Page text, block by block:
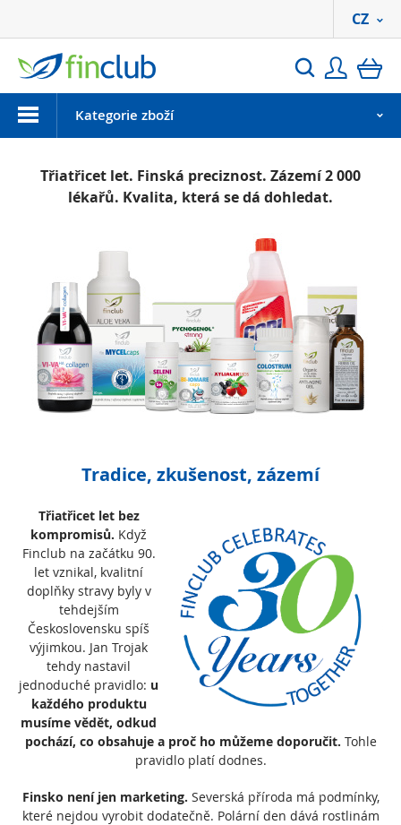
Hledat
CZ
MenuKategorie zboží
Třiatřicet let. Finská preciznost. Zázemí 2 000
lékařů. Kvalita, která se dá dohledat.
Tradice, zkušenost, zázemí
Třiatřicet let bez
kompromisů. Když
Finclub na začátku 90.
let vznikal, kvalitní
doplňky stravy byly v
tehdejším
Československu spíš
výjimkou. Jan Trojak
tehdy nastavil
jednoduché pravidlo: u
každého produktu
musíme vědět, odkud
pochází, co obsahuje a proč ho můžeme doporučit. Tohle
pravidlo platí dodnes.
Finsko není jen marketing. Severská příroda má podmínky,
které nejdou vyrobit dodatečně. Polární den dává rostlinám